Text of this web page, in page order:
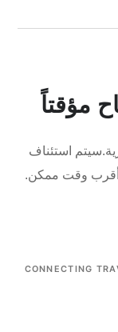
مؤقتاً
سيتم استئناف
أقرب وقت ممكن.
CONNECTING